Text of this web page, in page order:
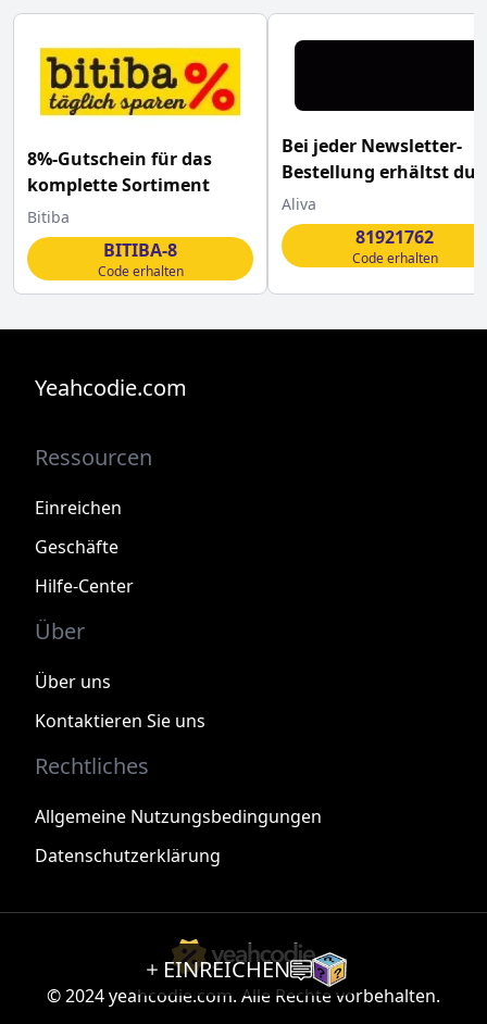
8%-Gutschein für das
komplette Sortiment
Bitiba
BITIBA-8
Code erhalten
Bei jeder Newsletter-
Bestellung erhältst du
eine kostenlose Avène
After Sun Lotion mit
unserem Aliva
Aliva
81921762
Code erhalten
EINREICHEN
Yeahcodie.com
Ressourcen
Einreichen
Geschäfte
Hilfe-Center
Über
Über uns
Kontaktieren Sie uns
Rechtliches
Allgemeine Nutzungsbedingungen
Datenschutzerklärung
© 2024 yeahcodie.com. Alle Rechte vorbehalten.